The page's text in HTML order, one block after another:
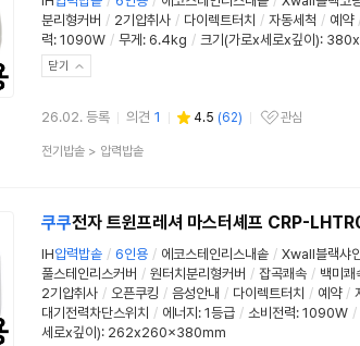
분리형커버 / 2기압취사 / 다이렉트터치 / 자동세척 / 예약
력: 1090W / 무게 : 6.4kg / 크기(가로x세로x깊이):
닫기
26.02. 등록 의견 1 4.5 (62)
관심상품
관심
상
전기밥솥> 압력밥솥
쿠쿠전자 트윈프레셔 마스터셰프 CRP-
IH압력밥솥 / 6인용 / 에코스테인리스내솥 / Xwall블랙샤
풀스테인리스커버 / 원터치분리형커버 / 잡곡쾌속 / 백미쾌
2기압취사 / 오픈쿠킹 / 음성안내 / 다이렉트터치 / 예약 /
대기전력차단스위치 / 에너지 : 1등급 / 소비전력: 1090W /
세로x깊이): 262x260x380mm